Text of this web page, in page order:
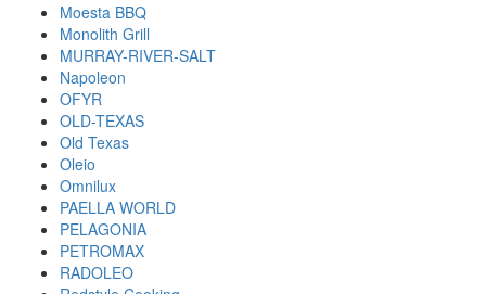
Moesta BBQ
Monolith Grill
MURRAY-RIVER-SALT
Napoleon
OFYR
OLD-TEXAS
Old Texas
Oleio
Omnilux
PAELLA WORLD
PELAGONIA
PETROMAX
RADOLEO